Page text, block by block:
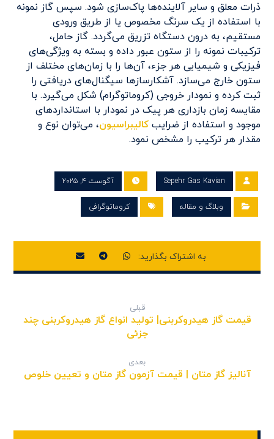
ذرات معلق و سایر آلاینده‌ها پاک‌سازی شود. سپس گاز نمونه
با استفاده از یک سرنگ مخصوص یا از طریق ورودی
مستقیم، به درون دستگاه تزریق می‌گردد. گاز حامل،
ترکیبات نمونه را از ستون عبور داده و بسته به ویژگی‌های
فیزیکی و شیمیایی هر جزء، آن‌ها را با زمان‌های مختلف از
ستون خارج می‌سازد. آشکارسازها سیگنال‌های دریافتی را
ثبت کرده و نمودار خروجی (کروماتوگرام) شکل می‌گیرد. با
مقایسه زمان بازداری هر پیک در نمودار با استانداردهای
موجود و استفاده از ضرایب کالیبراسیون، می‌توان نوع و
مقدار هر ترکیب را مشخص نمود.
Sepehr Gas Kavian آگوست ۴, ۲۰۲۵
وبلاگ و مقاله کروماتوگرافی
قبلی
قیمت گاز هیدروکربنی| تولید انواع گاز هیدروکربنی چند
جزئی
بعدی
آنالیز گاز متان | قیمت آزمون گاز متان و تعیین خلوص